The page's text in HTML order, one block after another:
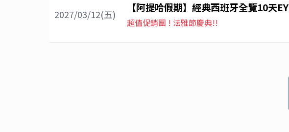
2027/03/12(五) 【阿提哈假期】經典西班牙全覽10天EY
超值促銷團 ! 法雅節慶典!!